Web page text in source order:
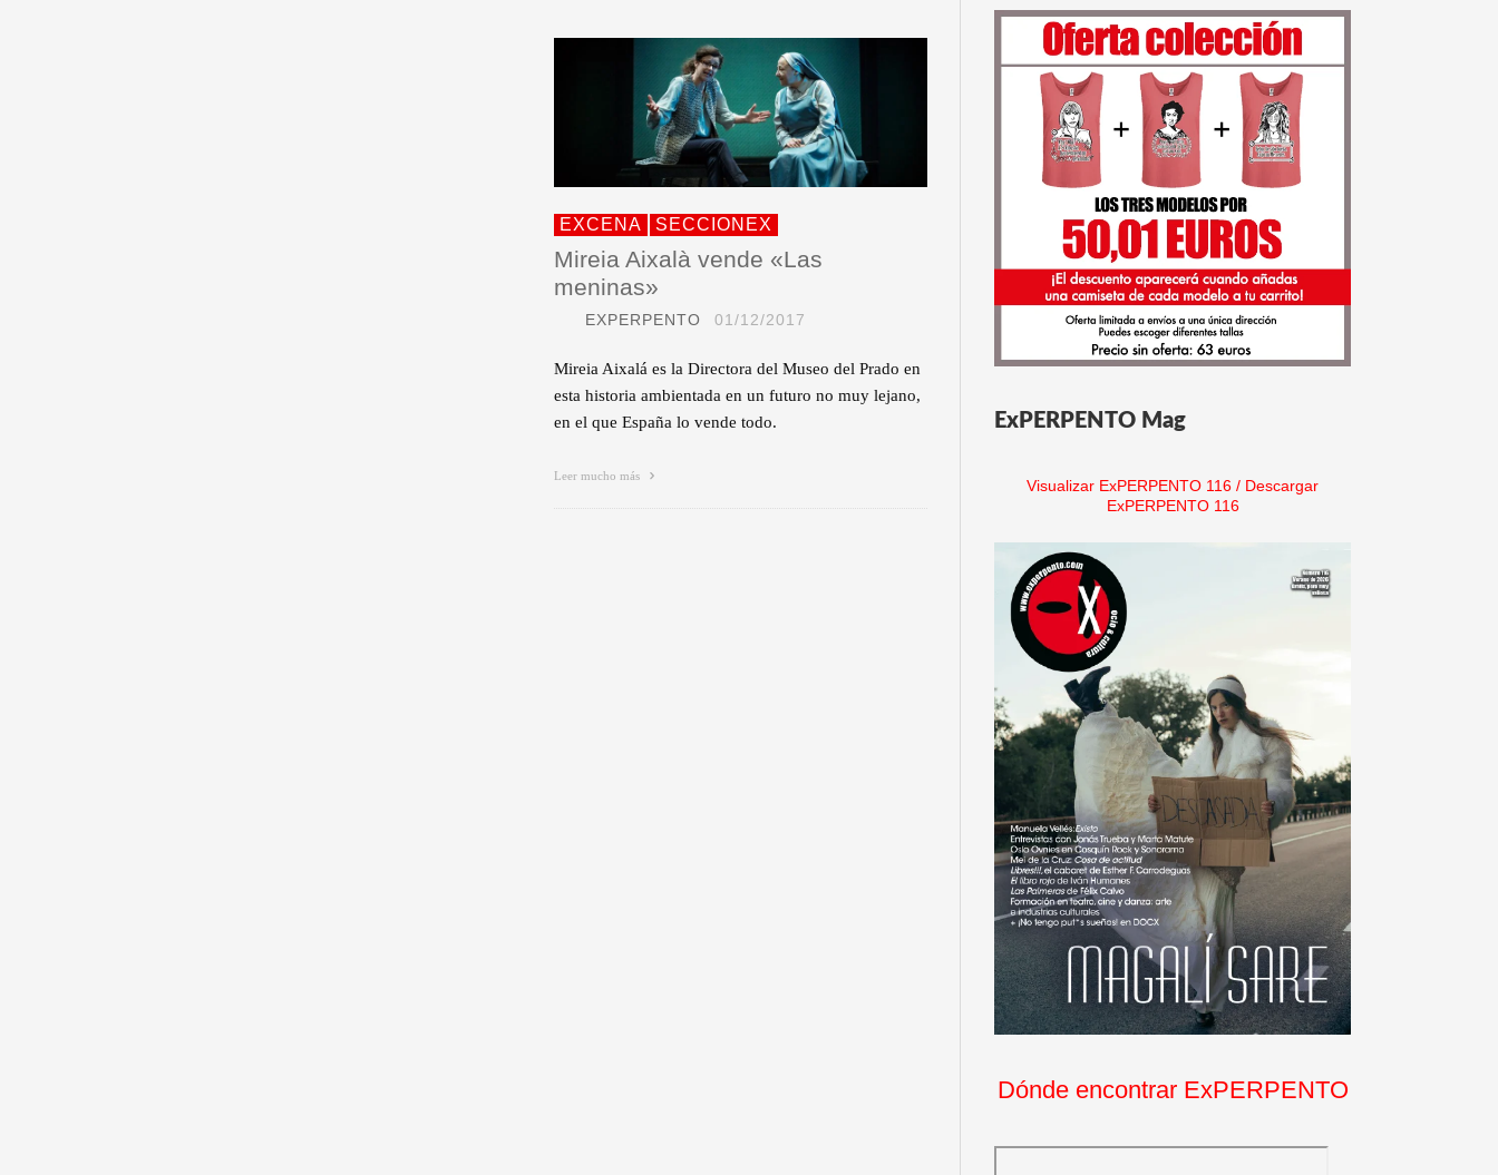
EXCENA SECCIONEX
Mireia Aixalà vende «Las
meninas»
EXPERPENTO 01/12/2017
Mireia Aixalá es la Directora del Museo del Prado en
esta historia ambientada en un futuro no muy lejano,
en el que España lo vende todo.
Leer mucho más
ExPERPENTO Mag
Visualizar ExPERPENTO 116 / Descargar
ExPERPENTO 116
Dónde encontrar ExPERPENTO